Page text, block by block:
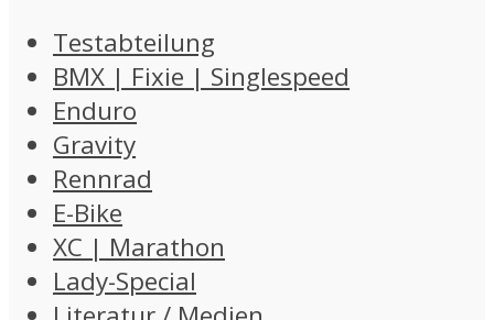
Testabteilung
BMX | Fixie | Singlespeed
Enduro
Gravity
Rennrad
E-Bike
XC | Marathon
Lady-Special